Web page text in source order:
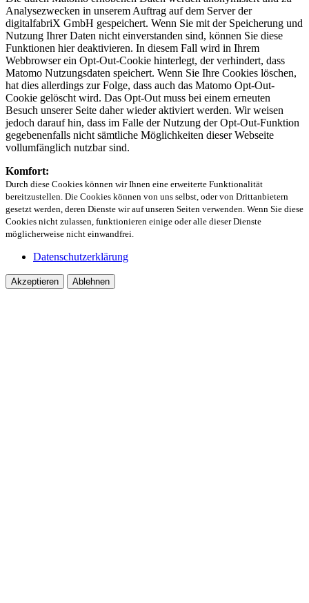
Analysezwecken in unserem Auftrag auf dem Server der
digitalfabriX GmbH gespeichert. Wenn Sie mit der Speicherung und
Nutzung Ihrer Daten nicht einverstanden sind, können Sie diese
Funktionen hier deaktivieren. In diesem Fall wird in Ihrem
Webbrowser ein Opt-Out-Cookie hinterlegt, der verhindert, dass
Matomo Nutzungsdaten speichert. Wenn Sie Ihre Cookies löschen,
hat dies allerdings zur Folge, dass auch das Matomo Opt-Out-
Cookie gelöscht wird. Das Opt-Out muss bei einem erneuten
Besuch unserer Seite daher wieder aktiviert werden. Wir weisen
jedoch darauf hin, dass im Falle der Nutzung der Opt-Out-Funktion
gegebenenfalls nicht sämtliche Möglichkeiten dieser Webseite
vollumfänglich nutzbar sind.
Komfort:
Durch diese Cookies können wir Ihnen eine erweiterte Funktionalität
bereitzustellen. Die Cookies können von uns selbst, oder von Drittanbietern
gesetzt werden, deren Dienste wir auf unseren Seiten verwenden. Wenn Sie diese
Cookies nicht zulassen, funktionieren einige oder alle dieser Dienste
möglicherweise nicht einwandfrei.
Datenschutzerklärung
Akzeptieren Ablehnen